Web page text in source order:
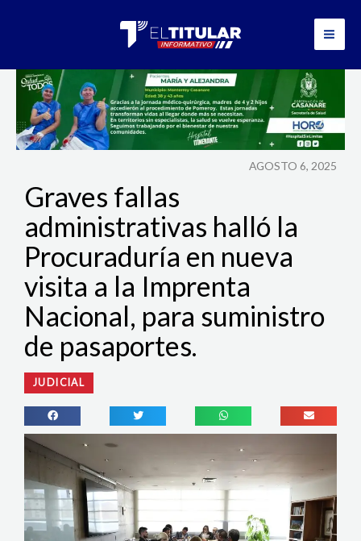
AGOSTO 6, 2025
Graves fallas
administrativas halló la
Procuraduría en nueva
visita a la Imprenta
Nacional, para suministro
de pasaportes.
JUDICIAL